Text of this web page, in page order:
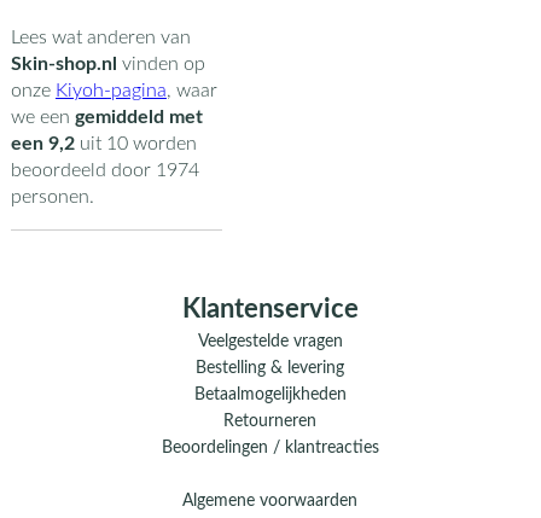
Lees wat anderen van
Skin-shop.nl vinden op
onze Kiyoh-pagina, waar
we een gemiddeld met
een 9,2uit 10worden
beoordeeld door 1974
personen.
Klantenservice
Veelgestelde vragen
Bestelling & levering
Betaalmogelijkheden
Retourneren
Beoordelingen / klantreacties
Algemene voorwaarden